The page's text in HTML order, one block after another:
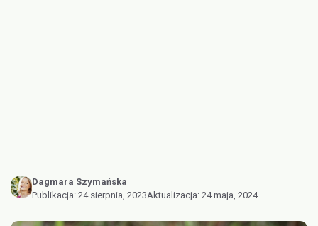
Dagmara Szymańska
Publikacja: 24 sierpnia, 2023Aktualizacja: 24 maja, 2024